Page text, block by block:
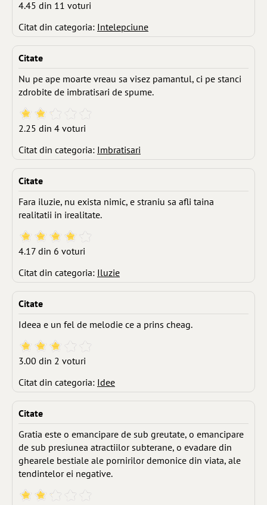
4.45 din 11 voturi
Citat din categoria: Intelepciune
Citate
Nu pe ape moarte vreau sa visez pamantul, ci pe stanci
zdrobite de imbratisari de spume.
2.25 din 4 voturi
Citat din categoria: Imbratisari
Citate
Fara iluzie, nu exista nimic, e straniu sa afli taina
realitatii in irealitate.
4.17 din 6 voturi
Citat din categoria: Iluzie
Citate
Ideea e un fel de melodie ce a prins cheag.
3.00 din 2 voturi
Citat din categoria: Idee
Citate
Gratia este o emancipare de sub greutate, o emancipare
de sub presiunea atractiilor subterane, o evadare din
ghearele bestiale ale pornirilor demonice din viata, ale
tendintelor ei negative.